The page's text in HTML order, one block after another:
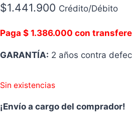
$1.441.900 Crédito/Débito
Paga $ 1.386.000 con
GARANTÍA: 2 años contra
Sin existencias
¡Envío a cargo del comprador!